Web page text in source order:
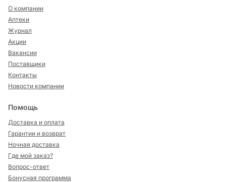
О компании
Аптеки
Журнал
Акции
Вакансии
Поставщики
Контакты
Новости компании
Помощь
Доставка и оплата
Гарантии и возврат
Ночная доставка
Где мой заказ?
Вопрос-ответ
Бонусная программа